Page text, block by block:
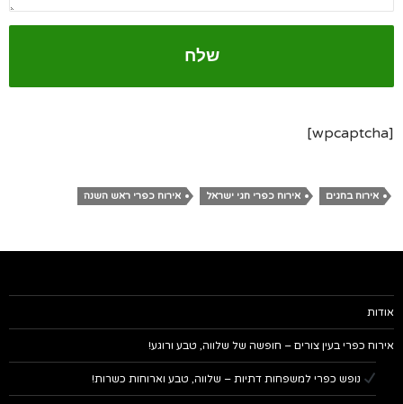
אירוח בחגים אירוח כפרי חגי ישראל אירוח כפרי ראש השנה
אודות
אירוח כפרי בעין צורים – חופשה של שלווה, טבע ורוגע!
נופש כפרי למשפחות דתיות – שלווה, טבע וארוחות כשרות!